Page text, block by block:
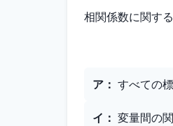
問題文
相関係数に関す
選択肢
ア ： すべての
イ ： 変量間の